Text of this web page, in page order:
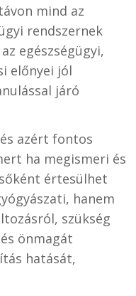
mind az
rendszernek
egészségügyi,
előnyei jól
járó
azért fontos
ha megismeri és
értesülhet
hanem
szükség
önmagát
hatását,